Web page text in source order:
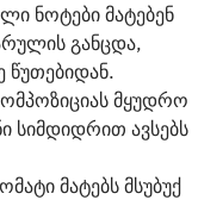
ნოტები მატებენ
განცდა,
წუთებიდან.
მყუდრო
სიმდიდრით ავსებს
მატებს მსუბუქ